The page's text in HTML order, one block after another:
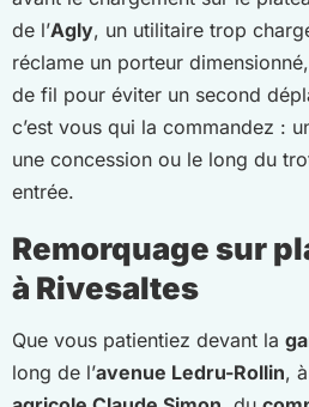
de l’Agly, un utilitaire trop
réclame un porteur
de fil pour éviter un second
c’est vous qui la commandez :
une concession ou le long du
entrée.
Remorquage sur
à Rivesaltes
Que vous patientiez devant la
long de l’avenue Ledru-Rollin,